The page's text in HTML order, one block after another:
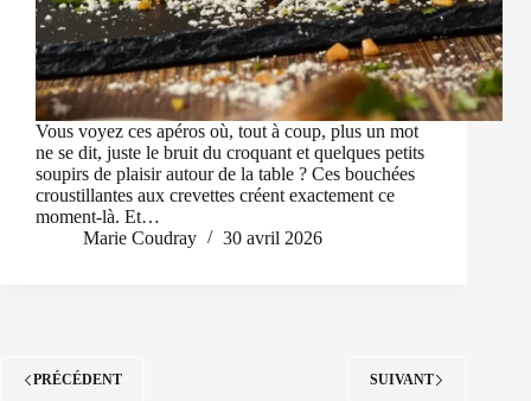
Vous voyez ces apéros où, tout à coup, plus un mot
ne se dit, juste le bruit du croquant et quelques petits
soupirs de plaisir autour de la table ? Ces bouchées
croustillantes aux crevettes créent exactement ce
moment-là. Et…
Marie Coudray
30 avril 2026
PRÉCÉDENT SUIVANT